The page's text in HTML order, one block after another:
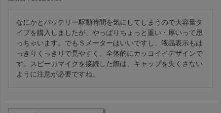
なにかとバッテリー駆動時間を気にしてしまうので大容量タ
イプを購入しましたが、やっぱりちょっと重い・厚いって思
っちゃいます。でもＳメーターはいいですし、液晶表示もは
っきりくっきりで見やすく、全体的にカッコイイデザインで
す。スピーカマイクを接続した際は、キャップを失くさない
ように注意が必要ですね。